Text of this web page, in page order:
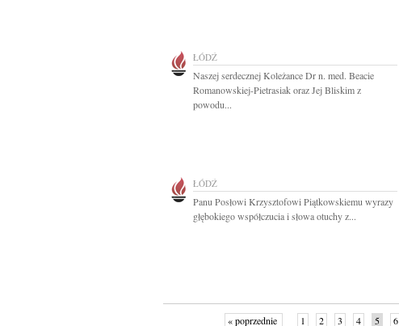
ŁÓDŹ
Naszej serdecznej Koleżance Dr n. med. Beacie
Romanowskiej-Pietrasiak oraz Jej Bliskim z
powodu...
ŁÓDŹ
Panu Posłowi Krzysztofowi Piątkowskiemu wyrazy
głębokiego współczucia i słowa otuchy z...
« poprzednie 1 2 3 4 5 6